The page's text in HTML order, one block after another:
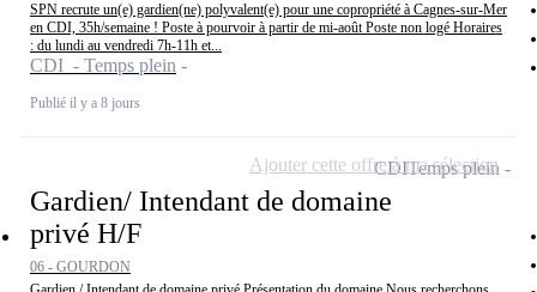
SPN recrute un(e) gardien(ne) polyvalent(e) pour une copropriété à Cagnes-sur-Mer
en CDI, 35h/semaine ! Poste à pourvoir à partir de mi-août Poste non logé Horaires
: du lundi au vendredi 7h-11h et...
CDI - Temps plein
Publié il y a 8 jours
Gardien/ Intendant de domaine
privé H/F
06 - GOURDON
CDITemps plein
Ajouter cette offre à ma sélection